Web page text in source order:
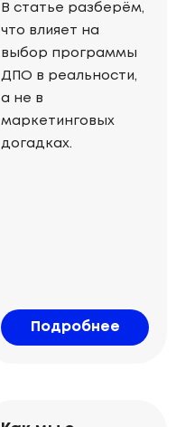
В статье разберём,
что влияет на
выбор программы
ДПО в реальности,
а не в
маркетинговых
догадках.
Подробнее